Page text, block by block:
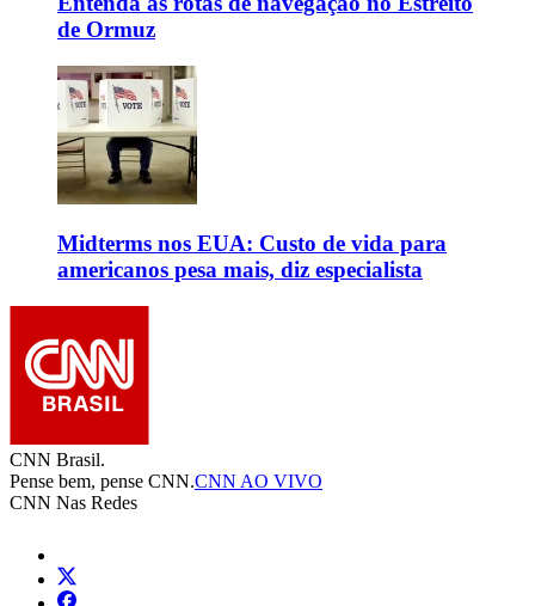
de Ormuz
Midterms nos EUA: Custo de vida para
americanos pesa mais, diz especialista
CNN Brasil.
Pense bem, pense CNN.CNN AO VIVO
CNN Nas Redes